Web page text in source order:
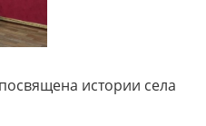
истории села